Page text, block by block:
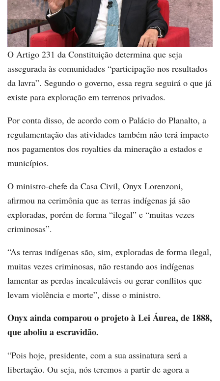
O Artigo 231 da Constituição determina que seja
assegurada às comunidades “participação nos resultados
da lavra”. Segundo o governo, essa regra seguirá o que já
existe para exploração em terrenos privados.
Por conta disso, de acordo com o Palácio do Planalto, a
regulamentação das atividades também não terá impacto
nos pagamentos dos royalties da mineração a estados e
municípios.
O ministro-chefe da Casa Civil, Onyx Lorenzoni,
afirmou na cerimônia que as terras indígenas já são
exploradas, porém de forma “ilegal” e “muitas vezes
criminosas”.
“As terras indígenas são, sim, exploradas de forma ilegal,
muitas vezes criminosas, não restando aos indígenas
lamentar as perdas incalculáveis ou gerar conflitos que
levam violência e morte”, disse o ministro.
Onyx ainda comparou o projeto à Lei Áurea, de 1888,
que aboliu a escravidão.
“Pois hoje, presidente, com a sua assinatura será a
libertação. Ou seja, nós teremos a partir de agora a